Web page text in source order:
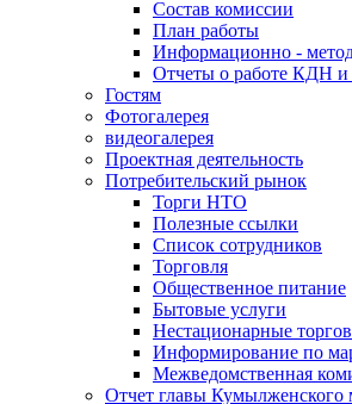
Состав комиссии
План работы
Информационно -
Отчеты о работе КДН
Гостям
Фотогалерея
видеогалерея
Проектная деятельность
Потребительский рынок
Торги НТО
Полезные ссылки
Список сотрудников
Торговля
Общественное питание
Бытовые услуги
Нестационарные
Информирование по
Межведомственная
Отчет главы Кумылженского